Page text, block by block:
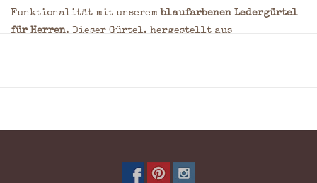
Funktionalität mit unserem blaufarbenen Ledergürtel
für Herren. Dieser Gürtel, hergestellt aus
und sorgt für einen sicheren Halt.